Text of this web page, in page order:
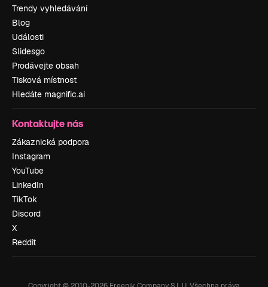
Trendy vyhledávání
Blog
Události
Slidesgo
Prodávejte obsah
Tisková místnost
Hledáte magnific.ai
Kontaktujte nás
Zákaznická podpora
Instagram
YouTube
LinkedIn
TikTok
Discord
X
Reddit